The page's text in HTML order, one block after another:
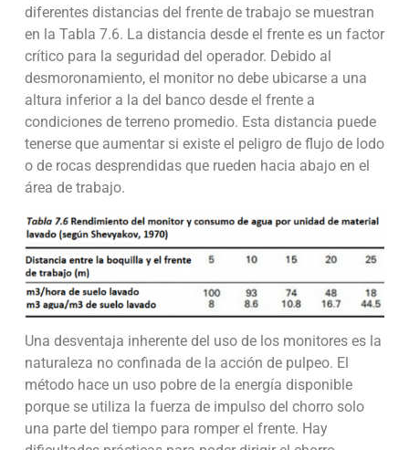
diferentes distancias del frente de trabajo se muestran
en la Tabla 7.6. La distancia desde el frente es un factor
crítico para la seguridad del operador. Debido al
desmoronamiento, el monitor no debe ubicarse a una
altura inferior a la del banco desde el frente a
condiciones de terreno promedio. Esta distancia puede
tenerse que aumentar si existe el peligro de flujo de lodo
o de rocas desprendidas que rueden hacia abajo en el
área de trabajo.
Una desventaja inherente del uso de los monitores es la
naturaleza no confinada de la acción de pulpeo. El
método hace un uso pobre de la energía disponible
porque se utiliza la fuerza de impulso del chorro solo
una parte del tiempo para romper el frente. Hay